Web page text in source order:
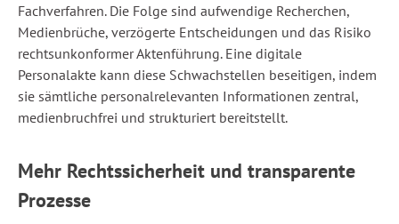
Fachverfahren. Die Folge sind aufwendige Recherchen,
Medienbrüche, verzögerte Entscheidungen und das Risiko
rechtsunkonformer Aktenführung. Eine digitale
Personalakte kann diese Schwachstellen beseitigen, indem
sie sämtliche personalrelevanten Informationen zentral,
medienbruchfrei und strukturiert bereitstellt.
Mehr Rechtssicherheit und transparente
Prozesse